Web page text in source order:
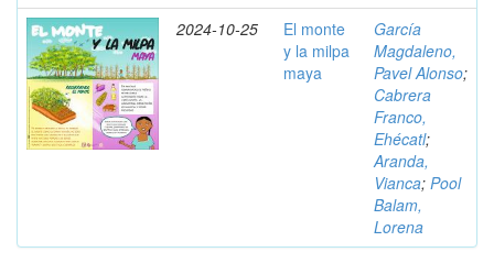
2024-10-25
El monte
y la milpa
maya
García
Magdaleno,
Pavel Alonso;
Cabrera
Franco,
Ehécatl;
Aranda,
Vianca; Pool
Balam,
Lorena